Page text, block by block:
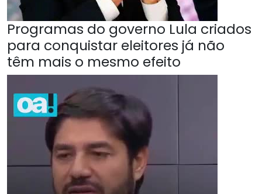
Programas do governo Lula criados
para conquistar eleitores já não
têm mais o mesmo efeito